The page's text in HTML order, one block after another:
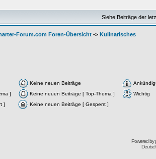
Siehe Beiträge der
Forum.com Foren-Übersicht -> Kulinarisches
Keine neuen Beiträge
]
Keine neuen Beiträge [ Top-Thema ]
Wichtig
]
Keine neuen Beiträge [ Gesperrt ]
Powered by